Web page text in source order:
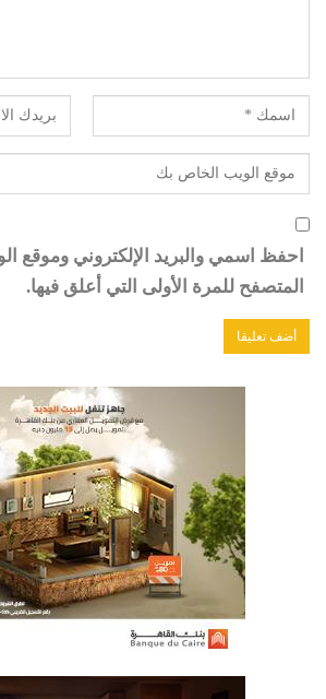
احفظ اسمي والبريد الإلكتروني وموقع
المتصفح للمرة الأولى التي أعلق فيها.